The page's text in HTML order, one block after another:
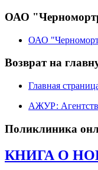
ОАО
ОАО
Возврат на
Главная
АЖУР:
Поликлиника
КНИГА О